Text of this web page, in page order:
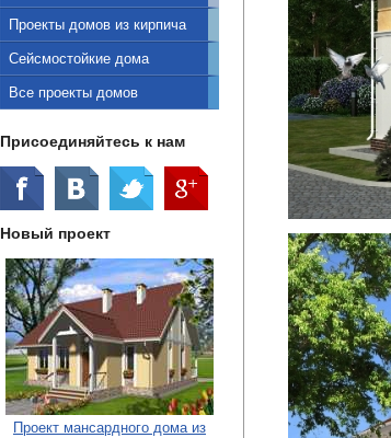
Проекты домов из кирпича
Сейсмостойкие дома
Все проекты домов
Присоединяйтесь к нам
Новый проект
Проект мансардного дома из